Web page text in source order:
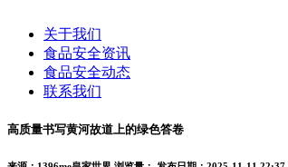
关于我们
食品安全资讯
食品安全动态
联系我们
高质量书写黄河故道上的绿色答卷